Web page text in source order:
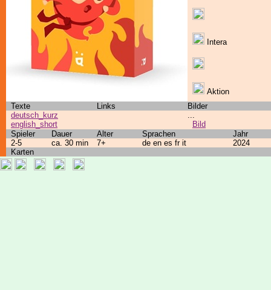
Intera
Aktion
Texte
Links
Bilder
deutsch_kurz
english_short
...
Bild
Spieler
Dauer Alter Sprachen
Jahr
2-5
ca. 30 min 7+ de en es fr it
2024
Karten